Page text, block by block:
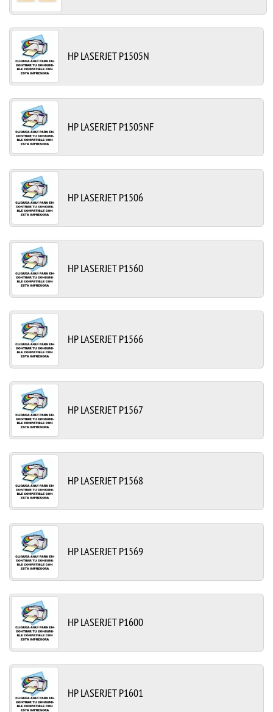
HP LASERJET P1505N
HP LASERJET P1505NF
HP LASERJET P1506
HP LASERJET P1560
HP LASERJET P1566
HP LASERJET P1567
HP LASERJET P1568
HP LASERJET P1569
HP LASERJET P1600
HP LASERJET P1601